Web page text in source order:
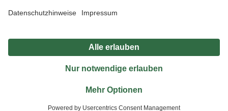
Produkte nur solange der Vorrat reicht.
*Paketversand ab 59 € versandkostenfrei, gilt nicht für Artikel mit Speditionsversand, hier
Privatsphäre Impressum
Nutzungsbedingungen
Widerrufsrecht
Vertrag widerrufen
© 2026 toom Baumarkt GmbH